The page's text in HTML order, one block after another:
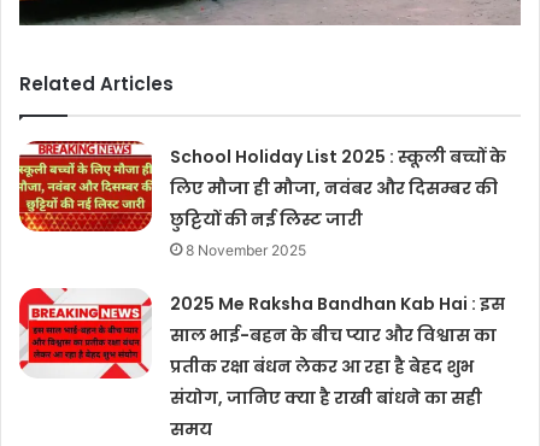
Related Articles
School Holiday List 2025 : स्कूली बच्चों के
लिए मौजा ही मौजा, नवंबर और दिसम्बर की
छुट्टियों की नई लिस्ट जारी
8 November 2025
2025 Me Raksha Bandhan Kab Hai : इस
साल भाई-बहन के बीच प्यार और विश्वास का
प्रतीक रक्षा बंधन लेकर आ रहा है बेहद शुभ
संयोग, जानिए क्या है राखी बांधने का सही
समय